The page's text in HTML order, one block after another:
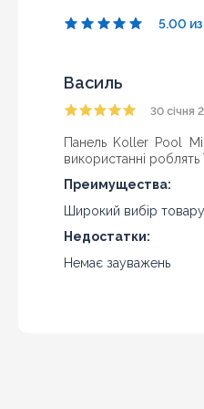
5.00
Василь
30 січня
Панель Koller Pool
використанні
Преимущества:
Широкий вибір товару
Недостатки:
Немає зауважень